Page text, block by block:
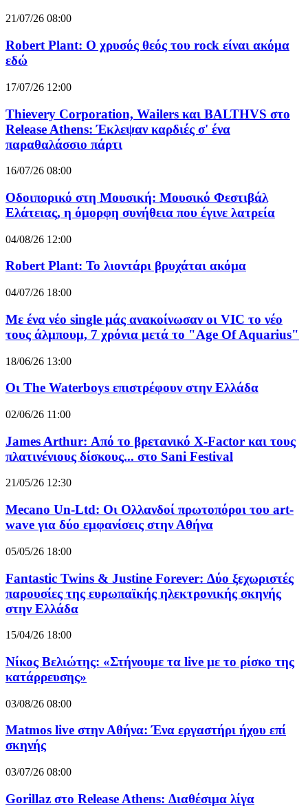
21/07/26 08:00
Robert Plant: Ο χρυσός θεός του rock είναι ακόμα
εδώ
17/07/26 12:00
Thievery Corporation, Wailers και BALTHVS στο
Release Athens: Έκλεψαν καρδιές σ' ένα
παραθαλάσσιο πάρτι
16/07/26 08:00
Οδοιπορικό στη Μουσική: Μουσικό Φεστιβάλ
Ελάτειας, η όμορφη συνήθεια που έγινε λατρεία
04/08/26 12:00
Robert Plant: Το λιοντάρι βρυχάται ακόμα
04/07/26 18:00
Με ένα νέο single μάς ανακοίνωσαν οι VIC το νέο
τους άλμπουμ, 7 χρόνια μετά το "Age Of Aquarius"
18/06/26 13:00
Οι The Waterboys επιστρέφουν στην Ελλάδα
02/06/26 11:00
James Arthur: Από το βρετανικό X-Factor και τους
πλατινένιους δίσκους... στο Sani Festival
21/05/26 12:30
Mecano Un-Ltd: Οι Ολλανδοί πρωτοπόροι του art-
wave για δύο εμφανίσεις στην Αθήνα
05/05/26 18:00
Fantastic Twins & Justine Forever: Δύο ξεχωριστές
παρουσίες της ευρωπαϊκής ηλεκτρονικής σκηνής
στην Ελλάδα
15/04/26 18:00
Νίκος Βελιώτης: «Στήνουμε τα live με το ρίσκο της
κατάρρευσης»
03/08/26 08:00
Matmos live στην Αθήνα: Ένα εργαστήρι ήχου επί
σκηνής
03/07/26 08:00
Gorillaz στο Release Athens: Διαθέσιμα λίγα